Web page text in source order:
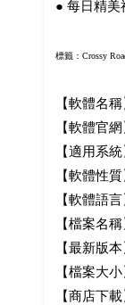
● 每日精美
標籤：Crossy
【軟體名稱
【軟體官網
【適用系
【軟體性
【軟體語
【檔案名
【最新版
【檔案大
【商店下載